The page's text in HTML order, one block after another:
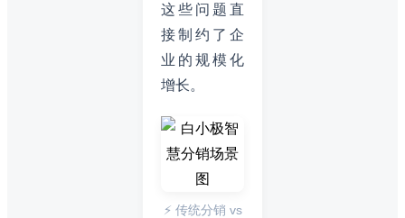
这些问题直
接制约了企
业的规模化
增长。
⚡ 传统分销 vs